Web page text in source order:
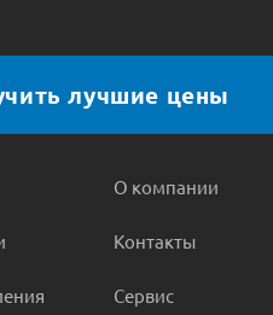
лучшие цены
О компании
Контакты
Сервис